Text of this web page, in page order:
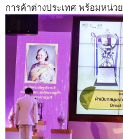
การค้าต่างประเทศ พร้อมหน่ว